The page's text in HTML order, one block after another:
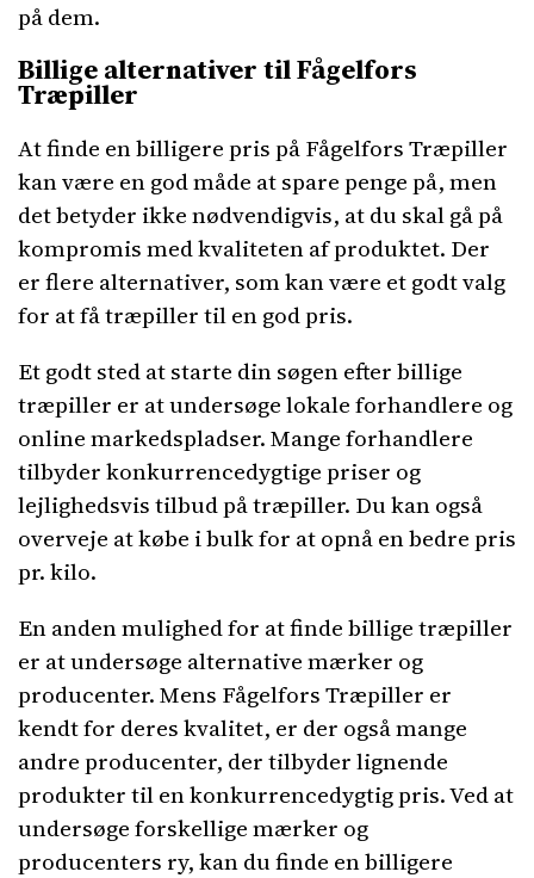
på dem.
Billige alternativer til Fågelfors
Træpiller
At finde en billigere pris på Fågelfors Træpiller
kan være en god måde at spare penge på, men
det betyder ikke nødvendigvis, at du skal gå på
kompromis med kvaliteten af produktet. Der
er flere alternativer, som kan være et godt valg
for at få træpiller til en god pris.
Et godt sted at starte din søgen efter billige
træpiller er at undersøge lokale forhandlere og
online markedspladser. Mange forhandlere
tilbyder konkurrencedygtige priser og
lejlighedsvis tilbud på træpiller. Du kan også
overveje at købe i bulk for at opnå en bedre pris
pr. kilo.
En anden mulighed for at finde billige træpiller
er at undersøge alternative mærker og
producenter. Mens Fågelfors Træpiller er
kendt for deres kvalitet, er der også mange
andre producenter, der tilbyder lignende
produkter til en konkurrencedygtig pris. Ved at
undersøge forskellige mærker og
producenters ry, kan du finde en billigere